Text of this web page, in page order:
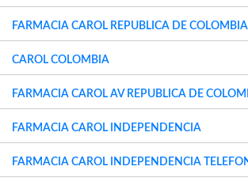
FARMACIA CAROL REPUBLICA DE
CAROL COLOMBIA
FARMACIA CAROL AV REPUBLICA DE
FARMACIA CAROL INDEPENDENCIA
FARMACIA CAROL INDEPENDENCIA